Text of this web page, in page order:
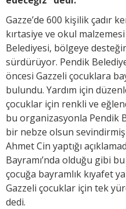
Gazze’de 600 kişilik çadır
kırtasiye ve okul
Belediyesi, bölgeye
sürdürüyor. Pendik
öncesi Gazzeli çocuklara
bulundu. Yardım için
çocuklar için renkli ve
bu organizasyonla Pendik
bir nebze olsun
Ahmet Cin yaptığı
Bayramı’nda olduğu gibi
çocuğa bayramlık kıyafet
Gazzeli çocuklar için tek
dedi.